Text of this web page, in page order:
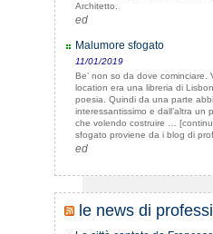
Architetto.
ed
Malumore sfogato
11/01/2019
Be’ non so da dove cominciare.
location era una libreria di
poesia. Quindi da una parte
interessantissimo e dall’altra un
che volendo costruire …
sfogato proviene da i blog di
ed
le news di